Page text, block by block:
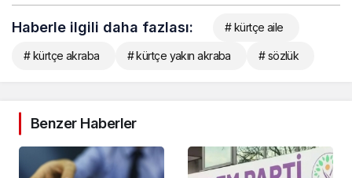
Haberle ilgili daha fazlası: # kürtçe aile
# kürtçe akraba # kürtçe yakın akraba # sözlük
Benzer Haberler